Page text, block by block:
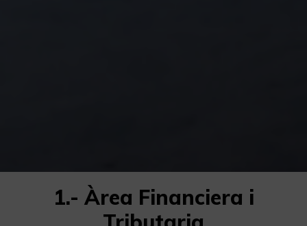
1.- Àrea Financiera i